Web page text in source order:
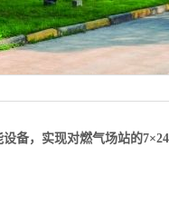
备，实现对燃气场站的7×24